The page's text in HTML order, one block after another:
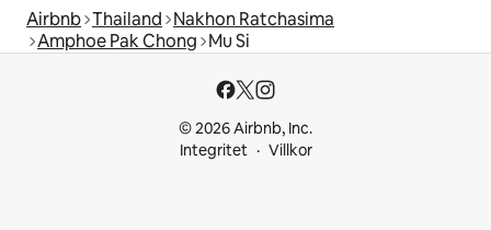
Airbnb Thailand Nakhon Ratchasima
Amphoe Pak Chong Mu Si
© 2026 Airbnb, Inc.
Integritet
Villkor